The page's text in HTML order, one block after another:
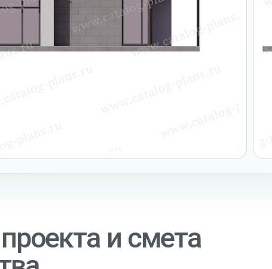
и смета